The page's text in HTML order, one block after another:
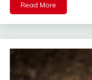
Read More